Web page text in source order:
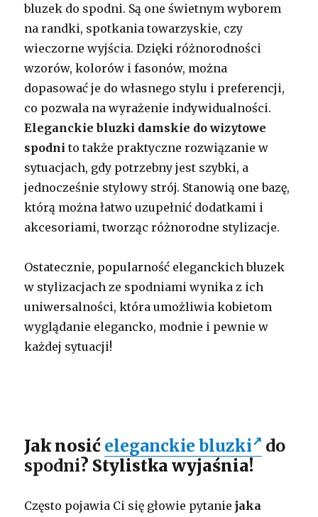
bluzek do spodni. Są one świetnym wyborem
na randki, spotkania towarzyskie, czy
wieczorne wyjścia. Dzięki różnorodności
wzorów, kolorów i fasonów, można
dopasować je do własnego stylu i preferencji,
co pozwala na wyrażenie indywidualności.
Eleganckie bluzki damskie do wizytowe
spodni to także praktyczne rozwiązanie w
sytuacjach, gdy potrzebny jest szybki, a
jednocześnie stylowy strój. Stanowią one bazę,
którą można łatwo uzupełnić dodatkami i
akcesoriami, tworząc różnorodne stylizacje.
Ostatecznie, popularność eleganckich bluzek
w stylizacjach ze spodniami wynika z ich
uniwersalności, która umożliwia kobietom
wyglądanie elegancko, modnie i pewnie w
każdej sytuacji!
Jak nosić eleganckie bluzki
do
spodni? Stylistka wyjaśnia!
Często pojawia Ci się głowie pytaniejaka